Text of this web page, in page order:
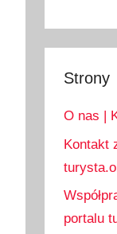
Strony
O nas |
Kontakt
portalu